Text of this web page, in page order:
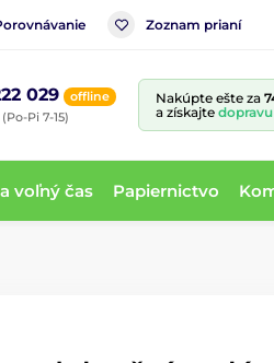
Zoznam prianí
029 offline
(Po-Pi 7-15)
Nakúpte ešte za
a získajte
voľný čas Papiernictvo